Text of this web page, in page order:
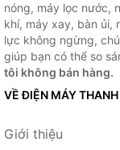
nóng, máy lọc nước,
khí, máy xay, bàn ủi,
lực không ngừng,
giúp bạn có thể so
tôi không bán hàng.
VỀ ĐIỆN MÁY THANH
Giới thiệu